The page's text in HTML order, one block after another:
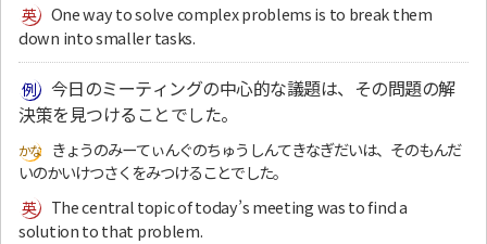
One way to solve complex problems is to break them
down into smaller tasks.
今日のミーティングの中心的な議題は、その問題の解
決策を見つけることでした。
きょうのみーてぃんぐのちゅうしんてきなぎだいは、そのもんだ
いのかいけつさくをみつけることでした。
The central topic of today’s meeting was to find a
solution to that problem.